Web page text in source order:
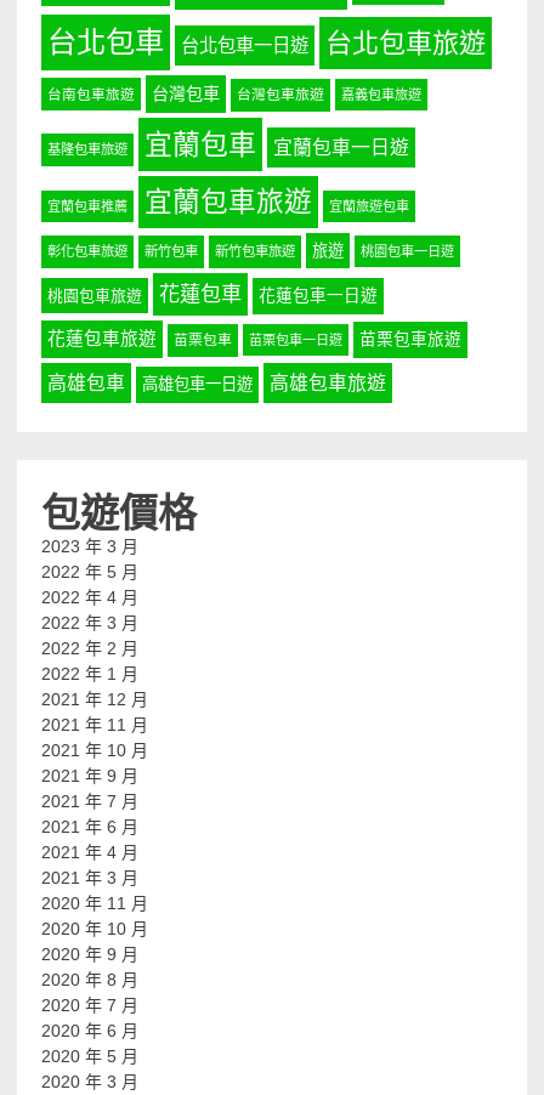
台北包車 台北包車一日遊 台北包車旅遊
台南包車旅遊 台灣包車 台灣包車旅遊 嘉義包車旅遊
基隆包車旅遊 宜蘭包車 宜蘭包車一日遊
宜蘭包車推薦 宜蘭包車旅遊 宜蘭旅遊包車
彰化包車旅遊 新竹包車 新竹包車旅遊 旅遊 桃園包車一日遊
桃園包車旅遊 花蓮包車 花蓮包車一日遊
花蓮包車旅遊 苗栗包車 苗栗包車一日遊 苗栗包車旅遊
高雄包車 高雄包車一日遊 高雄包車旅遊
包遊價格
2023 年 3 月
2022 年 5 月
2022 年 4 月
2022 年 3 月
2022 年 2 月
2022 年 1 月
2021 年 12 月
2021 年 11 月
2021 年 10 月
2021 年 9 月
2021 年 7 月
2021 年 6 月
2021 年 4 月
2021 年 3 月
2020 年 11 月
2020 年 10 月
2020 年 9 月
2020 年 8 月
2020 年 7 月
2020 年 6 月
2020 年 5 月
2020 年 3 月